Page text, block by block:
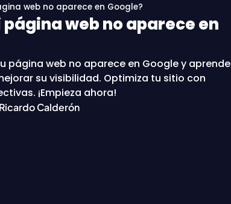
web no aparece en Google?
página web no aparece en
página web no aparece en Google y aprende
su visibilidad. Optimiza tu sitio con
¡Empieza ahora!
Ricardo Calderón